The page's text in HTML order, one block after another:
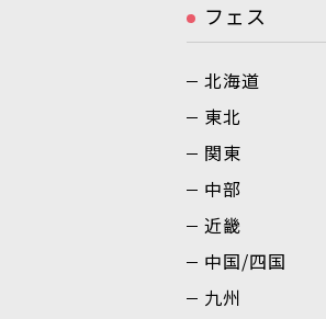
フェス
北海道
東北
関東
中部
近畿
中国/四国
九州